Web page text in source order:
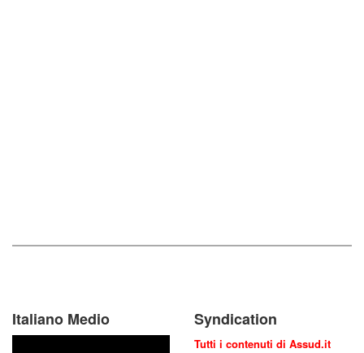
Italiano Medio Syndication
Tutti i contenuti di Assud.it